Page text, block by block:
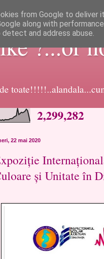
?...or
2,299,282
22 mai 2020
și Unitate în
from Google to deliver
along with
and address abuse.